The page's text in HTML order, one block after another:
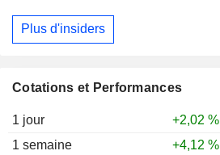
Cotations et Performances
1 jour
+2,02 %
1 semaine
+4,12 %
Plus d'insiders